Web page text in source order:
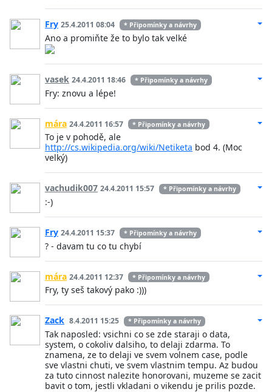
Fry 25.4.2011 08:04 * Připomínky a návrhy
Ano a promiňte že to bylo tak velké
vasek 24.4.2011 18:46 * Připomínky a návrhy
Fry: znovu a lépe!
mára 24.4.2011 16:57 * Připomínky a návrhy
To je v pohodě, ale
http://cs.wikipedia.org/wiki/Netiketa bod 4. (Moc
velký)
vachudik007 24.4.2011 15:57 * Připomínky a návrhy
:-)
Fry 24.4.2011 15:37 * Připomínky a návrhy
? - davam tu co tu chybí
mára 24.4.2011 12:37 * Připomínky a návrhy
Fry, ty seš takový pako :)))
Zack 8.4.2011 15:25 * Připomínky a návrhy
Tak naposled: vsichni co se zde staraji o data,
system, o cokoliv dalsiho, to delaji zdarma. To
znamena, ze to delaji ve svem volnem case, podle
sve vlastni chuti, ve svem vlastnim tempu. Az budou
za tuto cinnost nalezite honorovani, muzeme se zacit
bavit o tom, jestli vkladani o vikendu je prilis pozde.